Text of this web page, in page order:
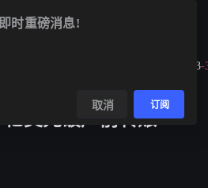
-
美元破产前转账
时重磅消息!
取消 订阅